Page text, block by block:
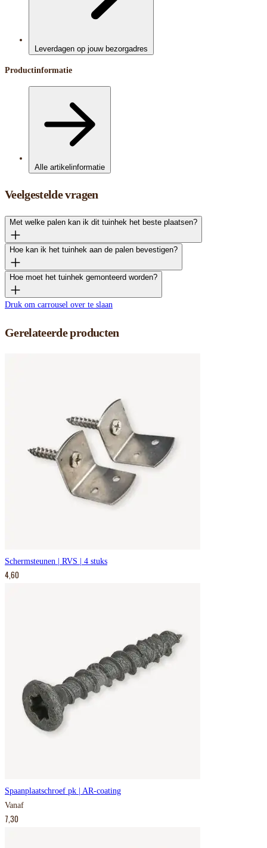
Leverdagen op jouw bezorgadres
Productinformatie
Alle artikelinformatie
Veelgestelde vragen
Met welke palen kan ik dit tuinhek het beste plaatsen?
Hoe kan ik het tuinhek aan de palen bevestigen?
Hoe moet het tuinhek gemonteerd worden?
Druk om carrousel over te slaan
Gerelateerde producten
Schermsteunen | RVS | 4 stuks
4,60
Spaanplaatschroef pk | AR-coating
Vanaf
7,30